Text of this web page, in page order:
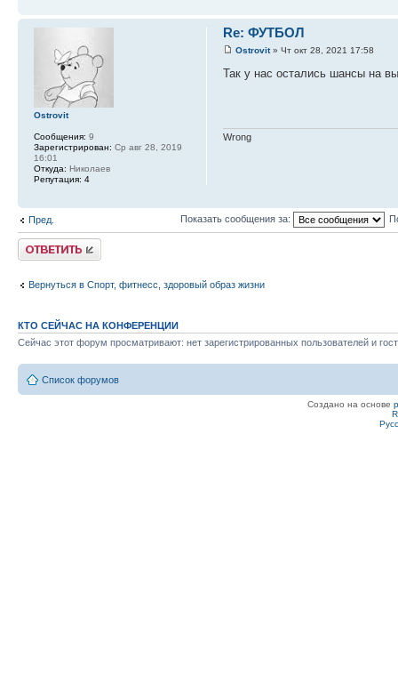
Re: ФУТБОЛ
Ostrovit» Чт окт 28, 2021 17:58
Так у нас остались шансы на
Wrong
Ostrovit
Сообщения: 9
Зарегистрирован: Ср авг 28, 2019
16:01
Откуда: Николаев
Репутация: 4
Пред. Показать сообщения за:
Ответить
Вернуться в Спорт, фитнесс, здоровый образ жизни
КТО СЕЙЧАС НА КОНФЕРЕНЦИИ
Сейчас этот форум просматривают: нет зарегистрированных пользователей и
Список форумов
Создано на основе